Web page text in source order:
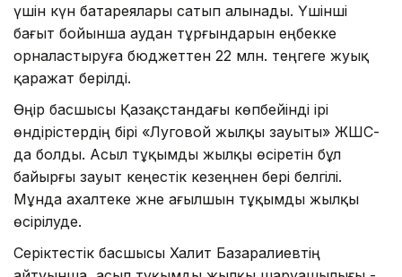
үшін күн батареялары сатып алынады. Үшінші
бағыт бойынша аудан тұрғындарын еңбекке
орналастыруға бюджеттен 22 млн. теңгеге жуық
қаражат берілді.
Өңір басшысы Қазақстандағы көпбейінді ірі
өндірістердің бірі «Луговой жылқы зауыты» ЖШС-
да болды. Асыл тұқымды жылқы өсіретін бұл
байырғы зауыт кеңестік кезеңнен бері белгілі.
Мұнда ахалтеке және ағылшын тұқымды жылқы
өсірілуде.
Серіктестік басшысы Халит Базаралиевтің